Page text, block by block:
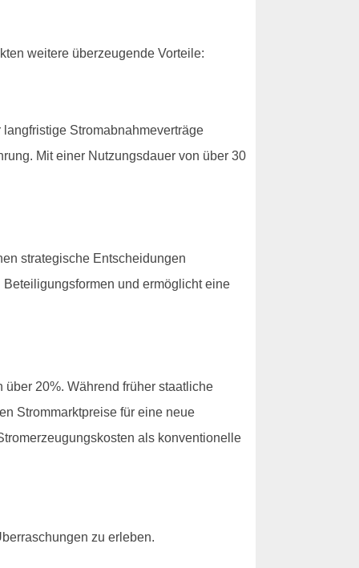
weitere überzeugende Vorteile:
Stromabnahmeverträge
Mit einer Nutzungsdauer von über 30
strategische Entscheidungen
und ermöglicht eine
20%. Während früher staatliche
Strommarktpreise für eine neue
als konventionelle
zu erleben.